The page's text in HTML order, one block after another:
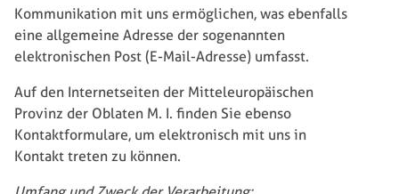
Kommunikation mit uns ermöglichen, was ebenfalls
eine allgemeine Adresse der sogenannten
elektronischen Post (E-Mail-Adresse) umfasst.
Auf den Internetseiten der Mitteleuropäischen
Provinz der Oblaten M. I. finden Sie ebenso
Kontaktformulare, um elektronisch mit uns in
Kontakt treten zu können.